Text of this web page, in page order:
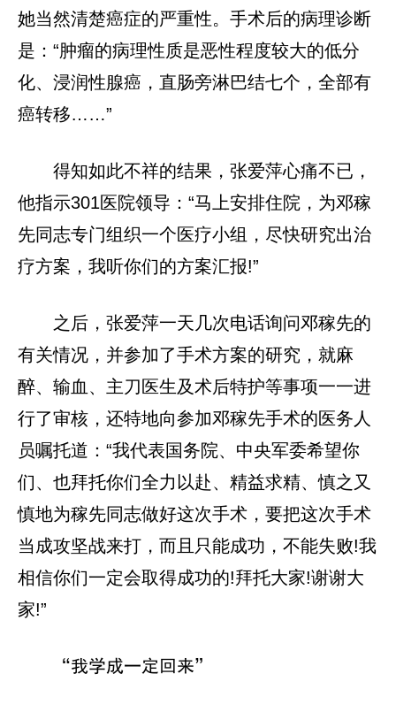
她当然清楚癌症的严重性。手术后的病理诊断
是：“肿瘤的病理性质是恶性程度较大的低分
化、浸润性腺癌，直肠旁淋巴结七个，全部有
癌转移……”
得知如此不祥的结果，张爱萍心痛不已，
他指示301医院领导：“马上安排住院，为邓稼
先同志专门组织一个医疗小组，尽快研究出治
疗方案，我听你们的方案汇报!”
之后，张爱萍一天几次电话询问邓稼先的
有关情况，并参加了手术方案的研究，就麻
醉、输血、主刀医生及术后特护等事项一一进
行了审核，还特地向参加邓稼先手术的医务人
员嘱托道：“我代表国务院、中央军委希望你
们、也拜托你们全力以赴、精益求精、慎之又
慎地为稼先同志做好这次手术，要把这次手术
当成攻坚战来打，而且只能成功，不能失败!我
相信你们一定会取得成功的!拜托大家!谢谢大
家!”
“我学成一定回来”